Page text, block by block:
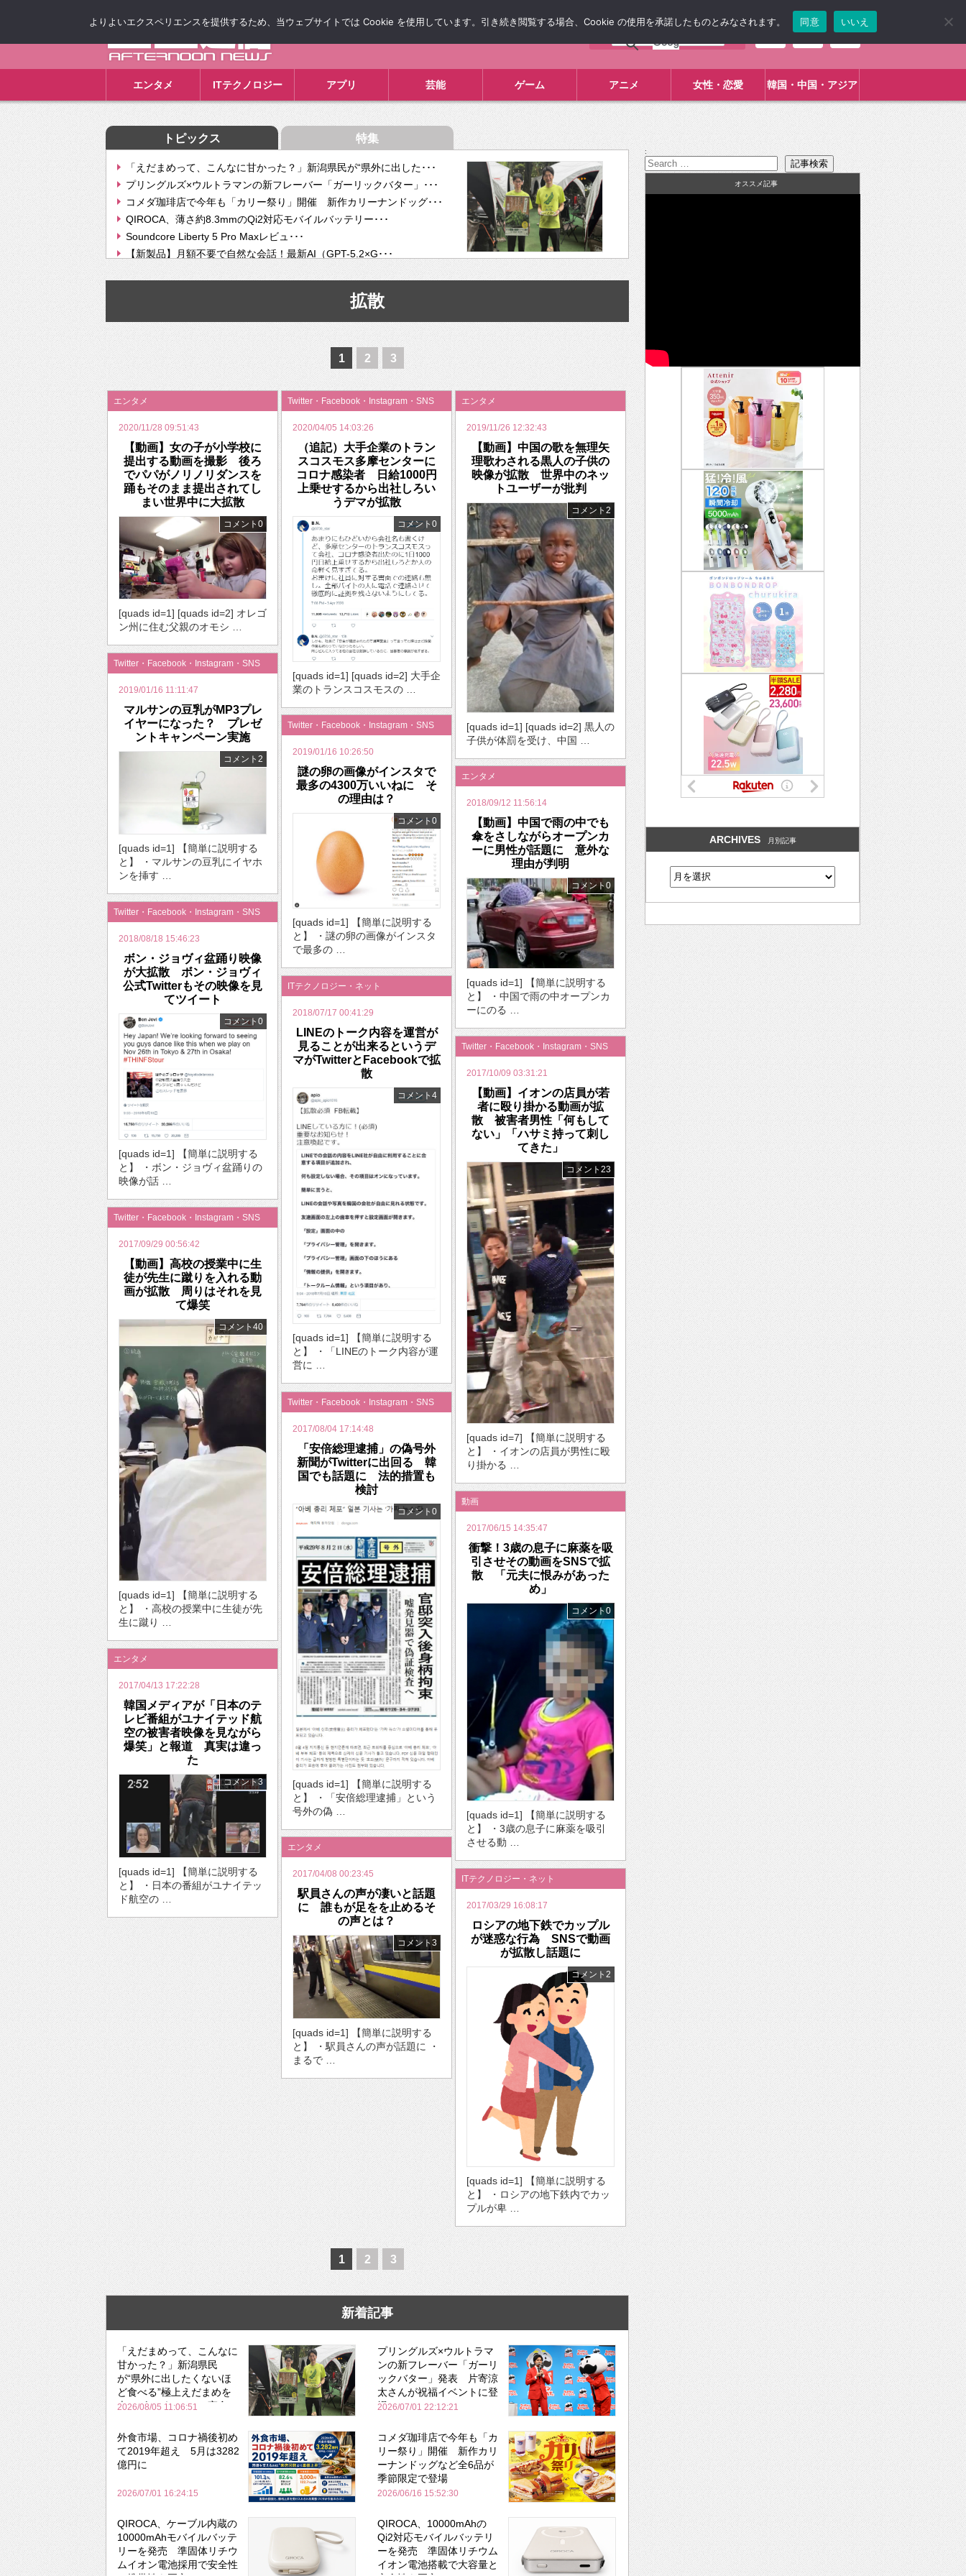
エンタメ ITテクノロジー アプリ 芸能 ゲーム アニメ 女性・恋愛 韓国・中国・アジア
トピックス 特集
「えだまめって、こんなに甘かった？」新潟県民が“県外に出した･･･
プリングルズ×ウルトラマンの新フレーバー「ガーリックバター」･･･
コメダ珈琲店で今年も「カリー祭り」開催 新作カリーナンドッグ･･･
QIROCA、薄さ約8.3mmのQi2対応モバイルバッテリー･･･
Soundcore Liberty 5 Pro Maxレビュ･･･
【新製品】月額不要で自然な会話！最新AI（GPT-5.2×G･･･
【次世代の没入感と生産性】VITURE Luma Ultra･･･
挫折率8割の壁をAIで突破。ジャストシステム、”自分が今話し･･･
2026年のバレンタインは「自分で作って、想いを渡す」 TE･･･
拡散
1 2 3
エンタメ
2020/11/28 09:51:43
【動画】女の子が小学校に
提出する動画を撮影 後ろ
でパパがノリノリダンスを
踊もそのまま提出されてし
まい世界中に大拡散
コメント0
[quads id=1] [quads id=2] オレゴ
ン州に住む父親のオモシ …
Twitter・Facebook・Instagram・SNS
2020/04/05 14:03:26
（追記）大手企業のトラン
スコスモス多摩センターに
コロナ感染者 日給1000円
上乗せするから出社しろい
うデマが拡散
コメント0
[quads id=1] [quads id=2] 大手企
業のトランスコスモスの …
エンタメ
2019/11/26 12:32:43
【動画】中国の歌を無理矢
理歌わされる黒人の子供の
映像が拡散 世界中のネッ
トユーザーが批判
コメント2
[quads id=1] [quads id=2] 黒人の
子供が体罰を受け、中国 …
Twitter・Facebook・Instagram・SNS
2019/01/16 11:11:47
マルサンの豆乳がMP3プレ
イヤーになった？ プレゼ
ントキャンペーン実施
コメント2
[quads id=1] 【簡単に説明する
と】 ・マルサンの豆乳にイヤホ
ンを挿す …
Twitter・Facebook・Instagram・SNS
2019/01/16 10:26:50
謎の卵の画像がインスタで
最多の4300万いいねに そ
の理由は？
コメント0
[quads id=1] 【簡単に説明する
と】 ・謎の卵の画像がインスタ
で最多の …
エンタメ
2018/09/12 11:56:14
【動画】中国で雨の中でも
傘をさしながらオープンカ
ーに男性が話題に 意外な
理由が判明
コメント0
[quads id=1] 【簡単に説明する
と】 ・中国で雨の中オープンカ
ーにのる …
Twitter・Facebook・Instagram・SNS
2018/08/18 15:46:23
ボン・ジョヴィ盆踊り映像
が大拡散 ボン・ジョヴィ
公式Twitterもその映像を見
てツイート
コメント0
[quads id=1] 【簡単に説明する
と】 ・ボン・ジョヴィ盆踊りの
映像が話 …
ITテクノロジー・ネット
2018/07/17 00:41:29
LINEのトーク内容を運営が
見ることが出来るというデ
マがTwitterとFacebookで拡
散
コメント4
[quads id=1] 【簡単に説明する
と】 ・「LINEのトーク内容が運
営に …
Twitter・Facebook・Instagram・SNS
2017/10/09 03:31:21
【動画】イオンの店員が若
者に殴り掛かる動画が拡
散 被害者男性「何もして
ない」「ハサミ持って刺し
てきた」
コメント23
[quads id=7] 【簡単に説明する
と】 ・イオンの店員が男性に殴
り掛かる …
Twitter・Facebook・Instagram・SNS
2017/09/29 00:56:42
【動画】高校の授業中に生
徒が先生に蹴りを入れる動
画が拡散 周りはそれを見
て爆笑
コメント40
[quads id=1] 【簡単に説明する
と】 ・高校の授業中に生徒が先
生に蹴り …
Twitter・Facebook・Instagram・SNS
2017/08/04 17:14:48
「安倍総理逮捕」の偽号外
新聞がTwitterに出回る 韓
国でも話題に 法的措置も
検討
コメント0
[quads id=1] 【簡単に説明する
と】 ・「安倍総理逮捕」という
号外の偽 …
動画
2017/06/15 14:35:47
衝撃！3歳の息子に麻薬を吸
引させその動画をSNSで拡
散 「元夫に恨みがあった
め」
コメント0
[quads id=1] 【簡単に説明する
と】 ・3歳の息子に麻薬を吸引
させる動 …
エンタメ
2017/04/13 17:22:28
韓国メディアが「日本のテ
レビ番組がユナイテッド航
空の被害者映像を見ながら
爆笑」と報道 真実は違っ
た
コメント3
[quads id=1] 【簡単に説明する
と】 ・日本の番組がユナイテッ
ド航空の …
エンタメ
2017/04/08 00:23:45
駅員さんの声が凄いと話題
に 誰もが足をを止めるそ
の声とは？
コメント3
[quads id=1] 【簡単に説明する
と】 ・駅員さんの声が話題に ・
まるで …
ITテクノロジー・ネット
2017/03/29 16:08:17
ロシアの地下鉄でカップル
が迷惑な行為 SNSで動画
が拡散し話題に
コメント2
[quads id=1] 【簡単に説明する
と】 ・ロシアの地下鉄内でカッ
プルが卑 …
1 2 3
新着記事
「えだまめって、こんなに
甘かった？」新潟県民
が“県外に出したくないほ
ど食べる”極上えだまめを
森のビアガーデンで実食
2026/08/05 11:06:51
プリングルズ×ウルトラマ
ンの新フレーバー「ガーリ
ックバター」発表 片寄涼
太さんが祝福イベントに登
場
2026/07/01 22:12:21
外食市場、コロナ禍後初め
て2019年超え 5月は3282
億円に
2026/07/01 16:24:15
コメダ珈琲店で今年も「カ
リー祭り」開催 新作カリ
ーナンドッグなど全6品が
季節限定で登場
2026/06/16 15:52:30
QIROCA、ケーブル内蔵の
10000mAhモバイルバッテ
リーを発売 準固体リチウ
ムイオン電池採用で安全性
QIROCA、10000mAhの
Qi2対応モバイルバッテリ
ーを発売 準固体リチウム
イオン電池搭載で大容量と
:
オススメ記事
ARCHIVES 月別記事
よりよいエクスペリエンスを提供するため、当ウェブサイトでは Cookie を使用しています。引き続き閲覧する場合、Cookie の使用を承諾したものとみなされます。 同意 いいえ